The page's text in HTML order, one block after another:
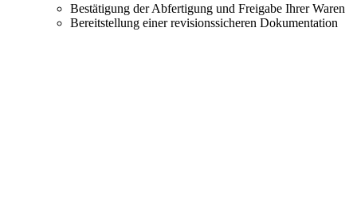
Bestätigung der Abfertigung und Freigabe Ihrer Waren
Bereitstellung einer revisionssicheren Dokumentation